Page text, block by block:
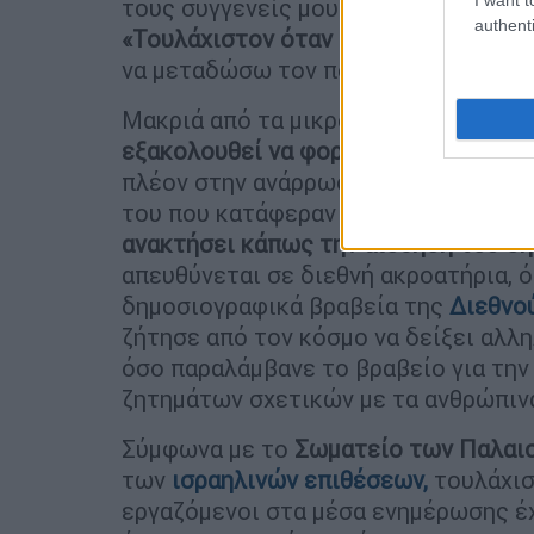
τους συγγενείς μου», λέει ο ίδιος
«Τουλάχιστον όταν ήμουν στη Γάζα
να μεταδώσω τον πόνο του λαού, τις
Μακριά από τα μικρόφωνα και τις
εξακολουθεί να φορά νάρθηκαστο
πλέον στην ανάρρωσή του ίδιου,
του που κατάφεραν να φύγουν από
ανακτήσει κάπως την αίσθηση του
απευθύνεται σε διεθνή
δημοσιογραφικά βραβεία της
ζήτησε από τον κόσμο να δείξει
όσο παραλάμβανε το βραβείο για
ζητημάτων σχετικών με τα
Σύμφωνα με το Σωματείο των
των ισραηλινών επιθέσεων,
εργαζόμενοι στα μέσα ενημέρωσης